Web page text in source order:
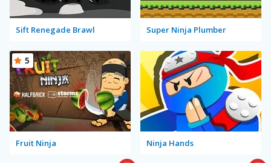
Sift Renegade Brawl Super Ninja Plumber
Fruit Ninja
5
Ninja Hands